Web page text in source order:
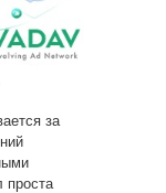
за
проста